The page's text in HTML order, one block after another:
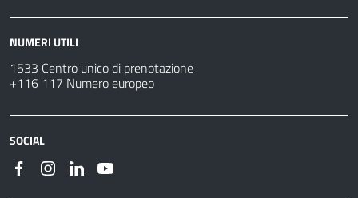
NUMERI UTILI
1533 Centro unico di prenotazione
+116 117 Numero europeo
SOCIAL